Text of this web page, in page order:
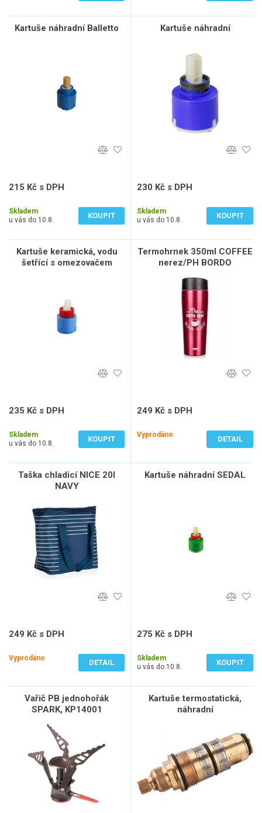
Kartuše náhradní Balletto
215 Kč s DPH
Skladem
u vás do 10.8.
KOUPIT
Kartuše náhradní
230 Kč s DPH
Skladem
u vás do 10.8.
KOUPIT
Kartuše keramická, vodu
šetřící s omezovačem
235 Kč s DPH
Skladem
u vás do 10.8.
KOUPIT
Termohrnek 350ml COFFEE
nerez/PH BORDO
249 Kč s DPH
Vyprodáno
DETAIL
Taška chladicí NICE 20l
NAVY
249 Kč s DPH
Vyprodáno
DETAIL
Kartuše náhradní SEDAL
275 Kč s DPH
Skladem
u vás do 10.8.
KOUPIT
Vařič PB jednohořák
SPARK, KP14001
Kartuše termostatická,
náhradní